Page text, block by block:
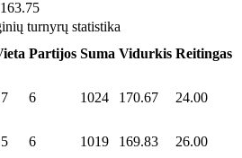
163.75
turnyrų statistika
Partijos Suma Vidurkis Reitingas
6 1024 170.67 24.00
6 1019 169.83 26.00